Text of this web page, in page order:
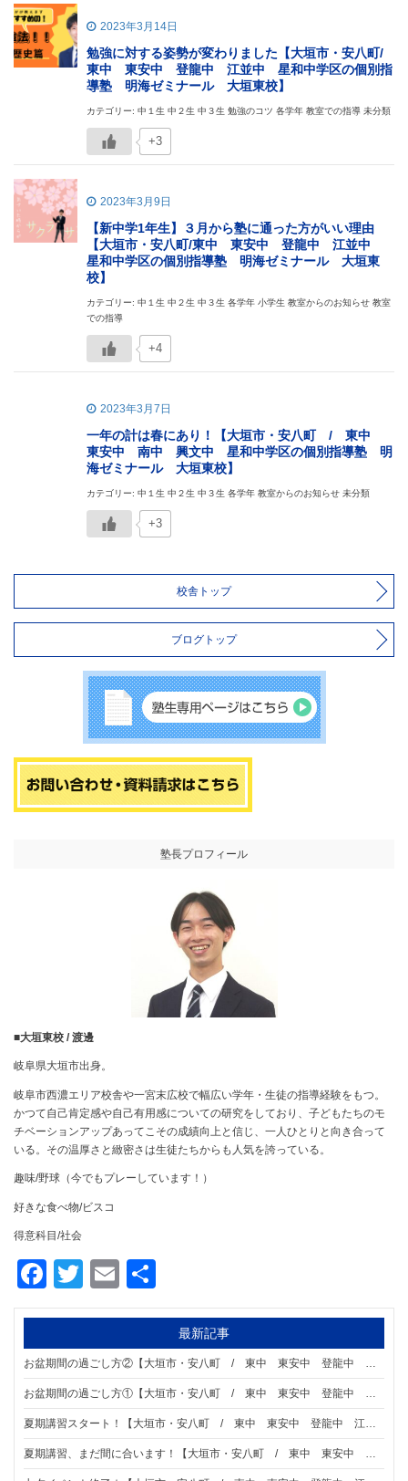
2023年3月14日
勉強に対する姿勢が変わりました【大垣市・安八町/
東中 東安中 登龍中 江並中 星和中学区の個別指
導塾 明海ゼミナール 大垣東校】
カテゴリー: 中１生 中２生 中３生 勉強のコツ 各学年 教室での指導 未分類
+3
2023年3月9日
【新中学1年生】３月から塾に通った方がいい理由
【大垣市・安八町/東中 東安中 登龍中 江並中
星和中学区の個別指導塾 明海ゼミナール 大垣東
校】
カテゴリー: 中１生 中２生 中３生 各学年 小学生 教室からのお知らせ 教室
での指導
+4
2023年3月7日
一年の計は春にあり！【大垣市・安八町 / 東中
東安中 南中 興文中 星和中学区の個別指導塾 明
海ゼミナール 大垣東校】
カテゴリー: 中１生 中２生 中３生 各学年 教室からのお知らせ 未分類
+3
校舎トップ
ブログトップ
塾長プロフィール
■大垣東校 / 渡邊
岐阜県大垣市出身。
岐阜市西濃エリア校舎や一宮末広校で幅広い学年・生徒の指導経験をもつ。
かつて自己肯定感や自己有用感についての研究をしており、子どもたちのモ
チベーションアップあってこその成績向上と信じ、一人ひとりと向き合って
いる。その温厚さと緻密さは生徒たちからも人気を誇っている。
趣味/野球（今でもプレーしています！）
好きな食べ物/ビスコ
得意科目/社会
Facebook
TwitterEmail
有
最新記事
お盆期間の過ごし方②【大垣市・安八町 / 東中 東安中 登龍中 江並中 星和中学区の個別指導塾 明海ゼミナール 大垣東校】 大垣市・安八町の皆様へ
お盆期間の過ごし方①【大垣市・安八町 / 東中 東安中 登龍中 江並中 星和中学区の個別指導塾 明海ゼミナール 大垣東校】 大垣市・安八町の皆様へ
夏期講習スタート！【大垣市・安八町 / 東中 東安中 登龍中 江並中 星和中学区の個別指導塾 明海ゼミナール 大垣東校】 大垣市・安八町の皆様へ
夏期講習、まだ間に合います！【大垣市・安八町 / 東中 東安中 登龍中 江並中 星和中学区の個別指導塾 明海ゼミナール 大垣東校】 大垣市・安八町の皆様へ